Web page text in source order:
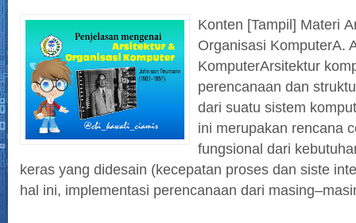
Konten [Tampil] Materi
Organisasi KomputerA.
KomputerArsitektur
perencanaan dan
dari suatu sistem
ini merupakan rencana
fungsional dari
keras yang didesain (kecepatan proses dan siste
hal ini, implementasi perencanaan dari